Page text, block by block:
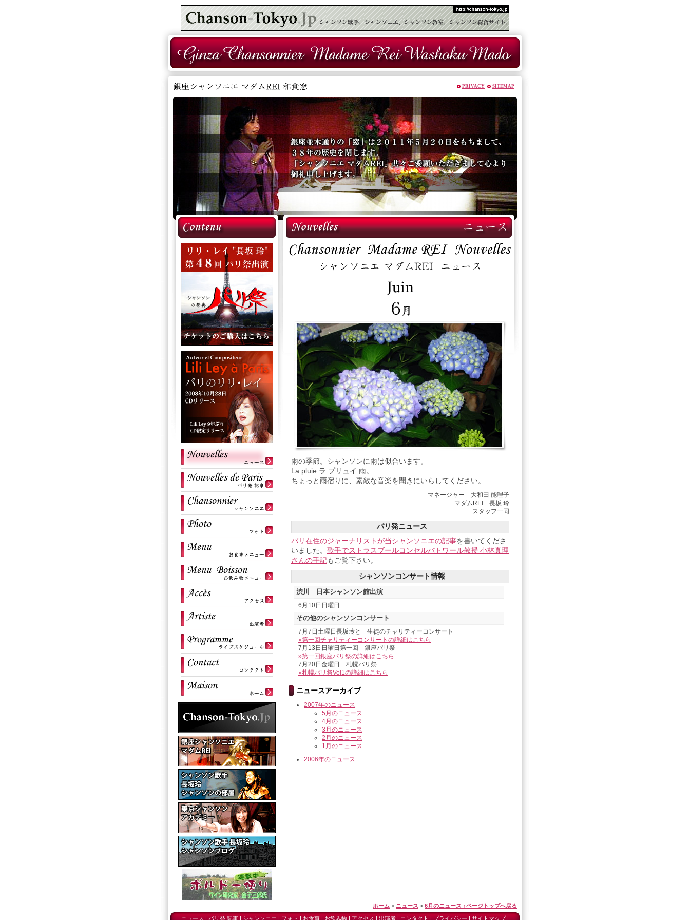
SITEMAP
PRIVACY
雨の季節。 シャンソンに雨は似合います。
La pluie ラ プリュイ 雨。
ちょっと雨宿りに、素敵な音楽を聞きにいらしてください。
マネージャー 大和田 能理子
マダムREI 長坂 玲
スタッフ一同
パリ発ニュース
パリ在住のジャーナリストが当シャンソニエの記事を書いてくださ
いました。 歌手でストラスブールコンセルバトワール教授 小林真理
さんの手記もご覧下さい。
シャンソンコンサート情報
渋川 日本シャンソン館出演
6月10日日曜日
その他のシャンソンコンサート
7月7日土曜日長坂玲と 生徒のチャリティーコンサート
»第一回チャリティーコンサートの詳細はこちら
7月13日日曜日第一回 銀座パリ祭
»第一回銀座パリ祭の詳細はこちら
7月20日金曜日 札幌パリ祭
»札幌パリ祭Vol1の詳細はこちら
ニュースアーカイブ
2007年のニュース
5月のニュース
4月のニュース
3月のニュース
2月のニュース
1月のニュース
2006年のニュース
ホーム > ニュース > 6月のニュース ↑ページトップへ戻る
ニュース | パリ発 記事 | シャンソニエ | フォト | お食事 | お飲み物 | アクセス | 出演者 | コンタクト | プライバシー | サイトマップ|